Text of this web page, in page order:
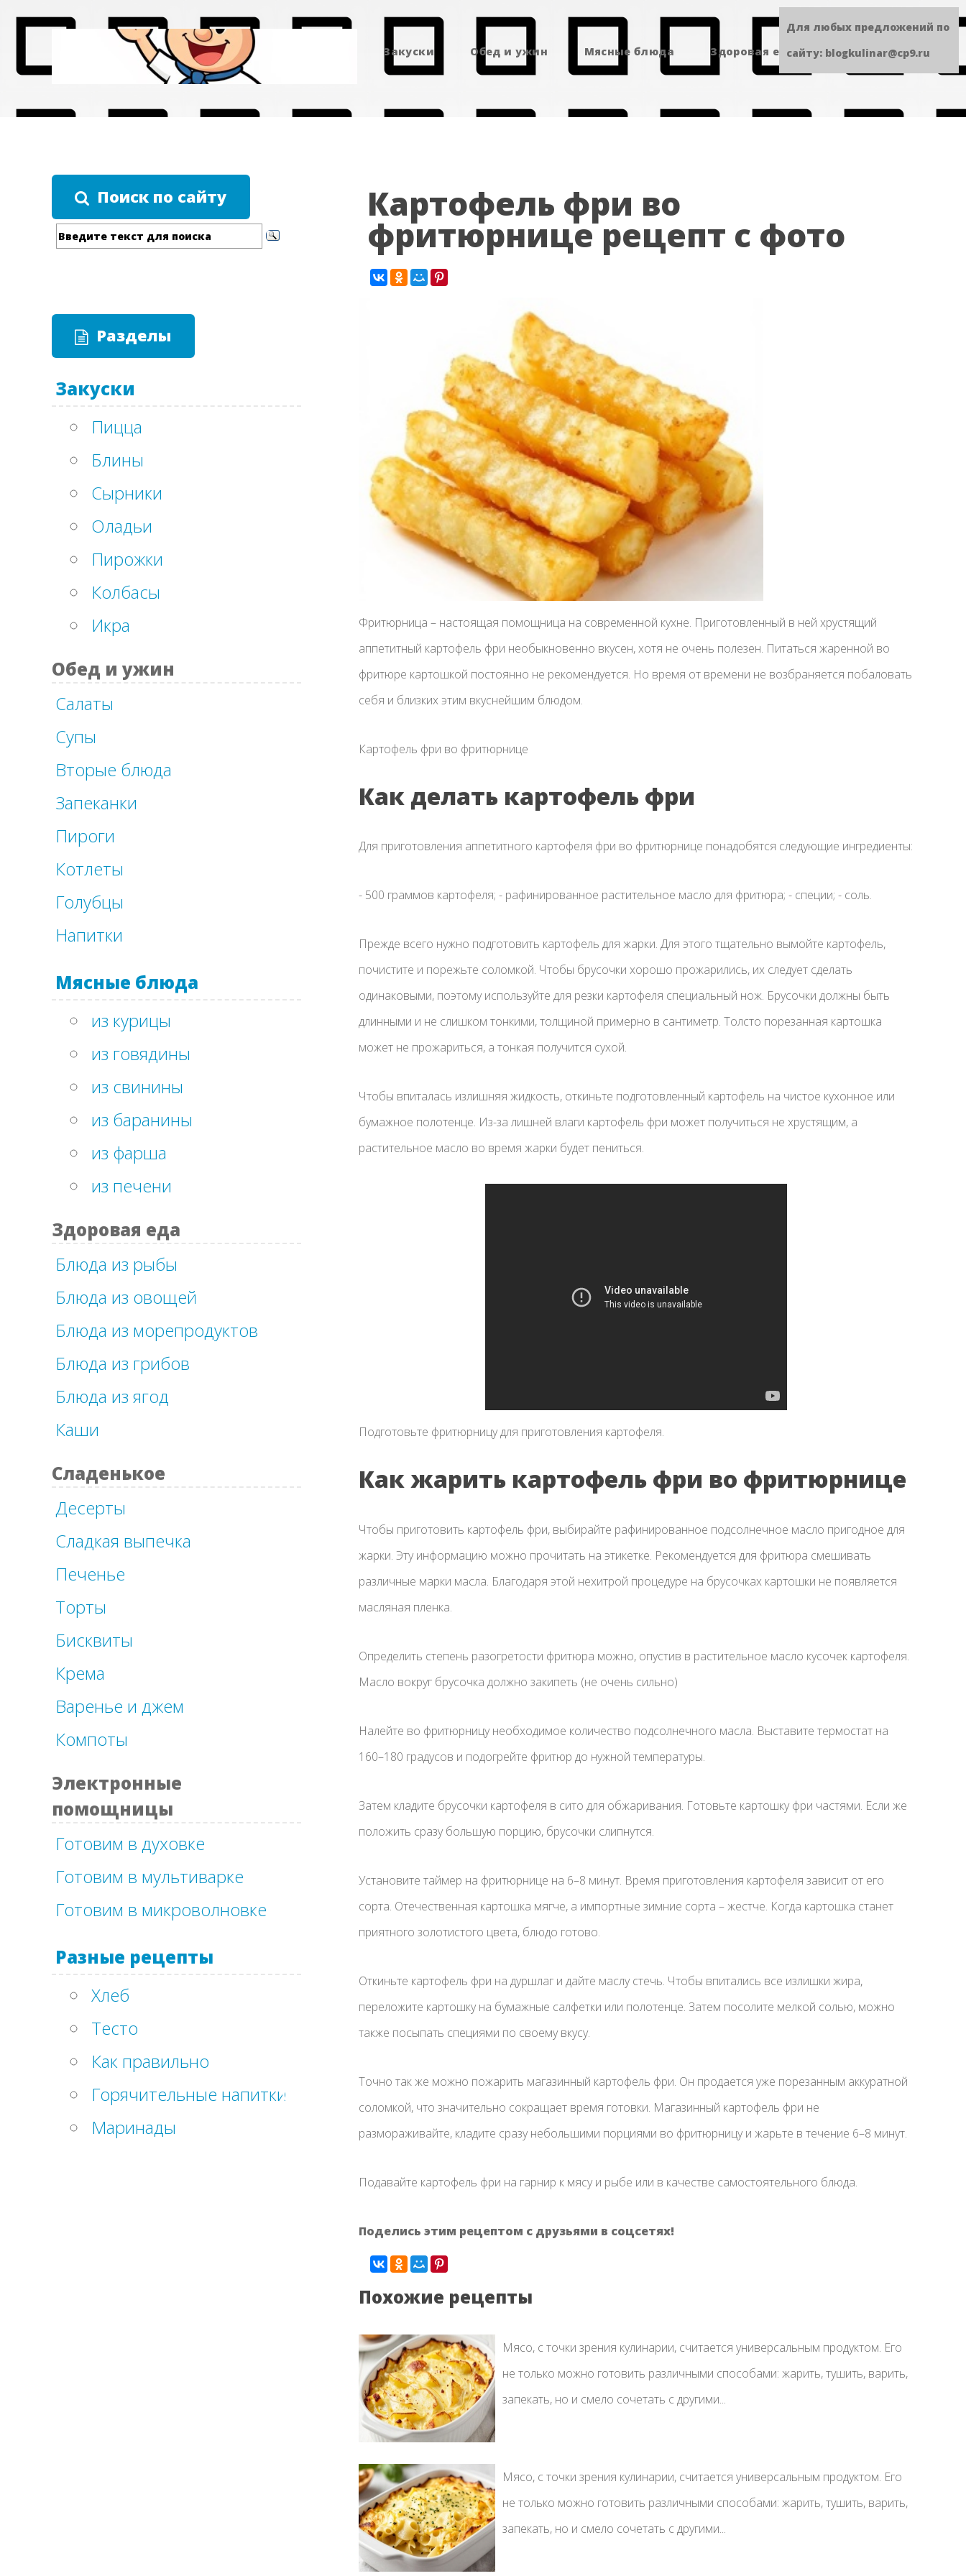
Закуски Обед и ужин Мясные блюда Здоровая еда Сладенькое
Поиск по сайту
Разделы
Закуски
Пицца
Блины
Сырники
Оладьи
Пирожки
Колбасы
Икра
Обед и ужин
Салаты
Супы
Вторые блюда
Запеканки
Пироги
Котлеты
Голубцы
Напитки
Мясные блюда
из курицы
из говядины
из свинины
из баранины
из фарша
из печени
Здоровая еда
Блюда из рыбы
Блюда из овощей
Блюда из морепродуктов
Блюда из грибов
Блюда из ягод
Каши
Сладенькое
Десерты
Сладкая выпечка
Печенье
Торты
Бисквиты
Крема
Варенье и джем
Компоты
Электронные
помощницы
Готовим в духовке
Готовим в мультиварке
Готовим в микроволновке
Разные рецепты
Хлеб
Тесто
Как правильно
Горячительные напитки
Маринады
Картофель фри во
фритюрнице рецепт с фото
Фритюрница – настоящая помощница на современной кухне. Приготовленный в ней хрустящий
аппетитный картофель фри необыкновенно вкусен, хотя не очень полезен. Питаться жаренной во
фритюре картошкой постоянно не рекомендуется. Но время от времени не возбраняется побаловать
себя и близких этим вкуснейшим блюдом.
Картофель фри во фритюрнице
Как делать картофель фри
Для приготовления аппетитного картофеля фри во фритюрнице понадобятся следующие ингредиенты:
- 500 граммов картофеля; - рафинированное растительное масло для фритюра; - специи; - соль.
Прежде всего нужно подготовить картофель для жарки. Для этого тщательно вымойте картофель,
почистите и порежьте соломкой. Чтобы брусочки хорошо прожарились, их следует сделать
одинаковыми, поэтому используйте для резки картофеля специальный нож. Брусочки должны быть
длинными и не слишком тонкими, толщиной примерно в сантиметр. Толсто порезанная картошка
может не прожариться, а тонкая получится сухой.
Чтобы впиталась излишняя жидкость, откиньте подготовленный картофель на чистое кухонное или
бумажное полотенце. Из-за лишней влаги картофель фри может получиться не хрустящим, а
растительное масло во время жарки будет пениться.
Подготовьте фритюрницу для приготовления картофеля.
Как жарить картофель фри во фритюрнице
Чтобы приготовить картофель фри, выбирайте рафинированное подсолнечное масло пригодное для
жарки. Эту информацию можно прочитать на этикетке. Рекомендуется для фритюра смешивать
различные марки масла. Благодаря этой нехитрой процедуре на брусочках картошки не появляется
масляная пленка.
Определить степень разогретости фритюра можно, опустив в растительное масло кусочек картофеля.
Масло вокруг брусочка должно закипеть (не очень сильно)
Налейте во фритюрницу необходимое количество подсолнечного масла. Выставите термостат на
160–180 градусов и подогрейте фритюр до нужной температуры.
Затем кладите брусочки картофеля в сито для обжаривания. Готовьте картошку фри частями. Если же
положить сразу большую порцию, брусочки слипнутся.
Установите таймер на фритюрнице на 6–8 минут. Время приготовления картофеля зависит от его
сорта. Отечественная картошка мягче, а импортные зимние сорта – жестче. Когда картошка станет
приятного золотистого цвета, блюдо готово.
Откиньте картофель фри на дуршлаг и дайте маслу стечь. Чтобы впитались все излишки жира,
переложите картошку на бумажные салфетки или полотенце. Затем посолите мелкой солью, можно
также посыпать специями по своему вкусу.
Точно так же можно пожарить магазинный картофель фри. Он продается уже порезанным аккуратной
соломкой, что значительно сокращает время готовки. Магазинный картофель фри не
размораживайте, кладите сразу небольшими порциями во фритюрницу и жарьте в течение 6–8 минут.
Подавайте картофель фри на гарнир к мясу и рыбе или в качестве самостоятельного блюда.
Поделись этим рецептом с друзьями в соцсетях!
Похожие рецепты
Мясо, с точки зрения кулинарии, считается универсальным продуктом. Его
не только можно готовить различными способами: жарить, тушить, варить,
запекать, но и смело сочетать с другими...
Мясо, с точки зрения кулинарии, считается универсальным продуктом. Его
не только можно готовить различными способами: жарить, тушить, варить,
запекать, но и смело сочетать с другими...
Для любых предложений по
сайту: blogkulinar@cp9.ru